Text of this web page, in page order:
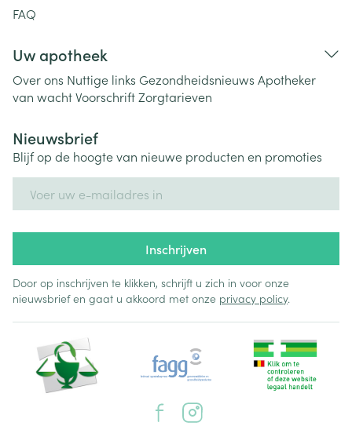
FAQ
Uw apotheek
Over ons Nuttige links Gezondheidsnieuws Apotheker
van wachtVoorschriftZorgtarieven
Nieuwsbrief
Blijf op de hoogte van nieuwe producten en promoties
Inschrijven
Door op inschrijven te klikken, schrijft u zich in voor onze
nieuwsbrief en gaat u akkoord met onze privacy policy.